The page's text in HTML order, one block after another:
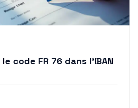
code FR 76 dans l’IBAN